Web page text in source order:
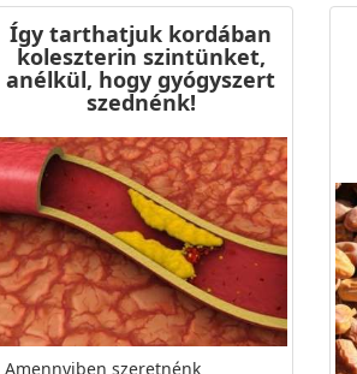
Így tarthatjuk kordában
koleszterin szintünket,
anélkül, hogy gyógyszert
szednénk!
Amennyiben szeretnénk